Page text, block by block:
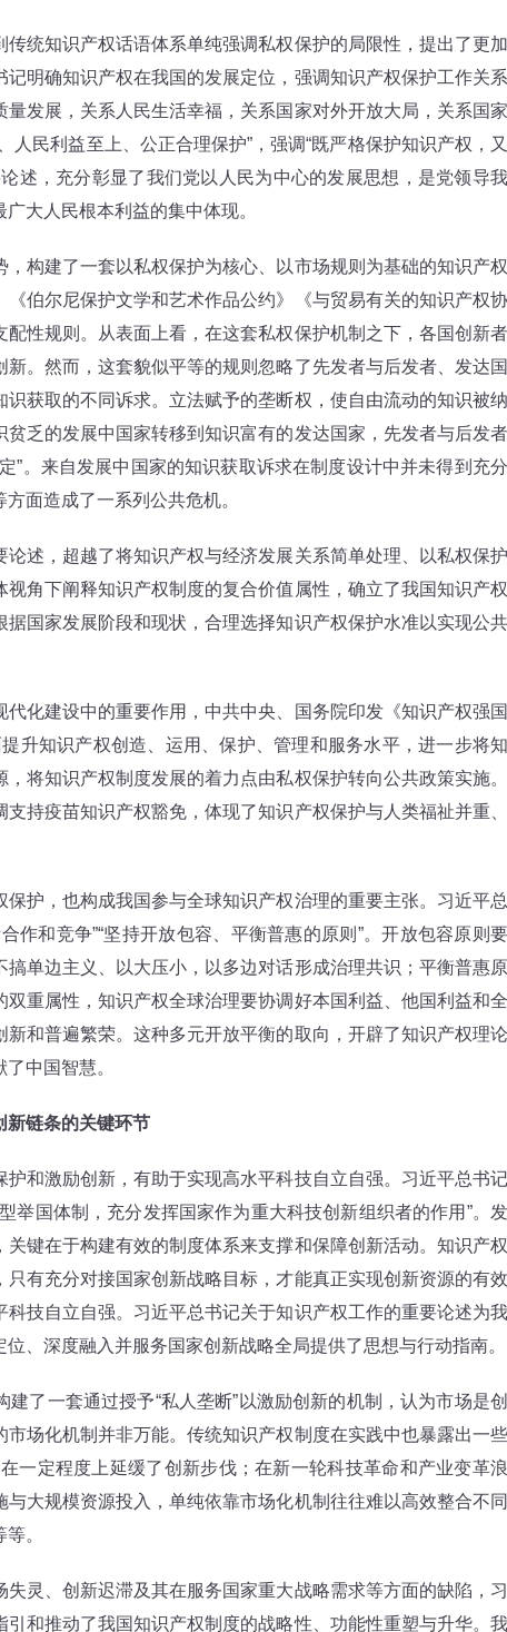
知识产权话语体系单纯强调私权保护的局限性，提出了更加
明确知识产权在我国的发展定位，强调知识产权保护工作关系
发展，关系人民生活幸福，关系国家对外开放大局，关系国家
人民利益至上、公正合理保护”，强调“既严格保护知识产权，又
述，充分彰显了我们党以人民为中心的发展思想，是党领导我
大人民根本利益的集中体现。
建了一套以私权保护为核心、以市场规则为基础的知识产权
伯尔尼保护文学和艺术作品公约》《与贸易有关的知识产权协
性规则。从表面上看，在这套私权保护机制之下，各国创新者
。然而，这套貌似平等的规则忽略了先发者与后发者、发达国
获取的不同诉求。立法赋予的垄断权，使自由流动的知识被纳
乏的发展中国家转移到知识富有的发达国家，先发者与后发者
”。来自发展中国家的知识获取诉求在制度设计中并未得到充分
面造成了一系列公共危机。
，超越了将知识产权与经济发展关系简单处理、以私权保护
角下阐释知识产权制度的复合价值属性，确立了我国知识产权
国家发展阶段和现状，合理选择知识产权保护水准以实现公共
建设中的重要作用，中共中央、国务院印发《知识产权强国
升知识产权创造、运用、保护、管理和服务水平，进一步将知
将知识产权制度发展的着力点由私权保护转向公共政策实施。
持疫苗知识产权豁免，体现了知识产权保护与人类福祉并重、
，也构成我国参与全球知识产权治理的重要主张。习近平总
作和竞争”“坚持开放包容、平衡普惠的原则”。开放包容原则要
单边主义、以大压小，以多边对话形成治理共识；平衡普惠原
重属性，知识产权全球治理要协调好本国利益、他国利益和全
和普遍繁荣。这种多元开放平衡的取向，开辟了知识产权理论
中国智慧。
新链条的关键环节
激励创新，有助于实现高水平科技自立自强。习近平总书记
举国体制，充分发挥国家作为重大科技创新组织者的作用”。发
键在于构建有效的制度体系来支撑和保障创新活动。知识产权
有充分对接国家创新战略目标，才能真正实现创新资源的有效
技自立自强。习近平总书记关于知识产权工作的重要论述为我
、深度融入并服务国家创新战略全局提供了思想与行动指南。
一套通过授予“私人垄断”以激励创新的机制，认为市场是创
场化机制并非万能。传统知识产权制度在实践中也暴露出一些
在一定程度上延缓了创新步伐；在新一轮科技革命和产业变革浪
大规模资源投入，单纯依靠市场化机制往往难以高效整合不同
。
、创新迟滞及其在服务国家重大战略需求等方面的缺陷，习
和推动了我国知识产权制度的战略性、功能性重塑与升华。我